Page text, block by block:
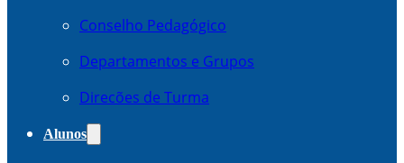
Conselho Pedagógico
Departamentos e Grupos
Direcões de Turma
Alunos